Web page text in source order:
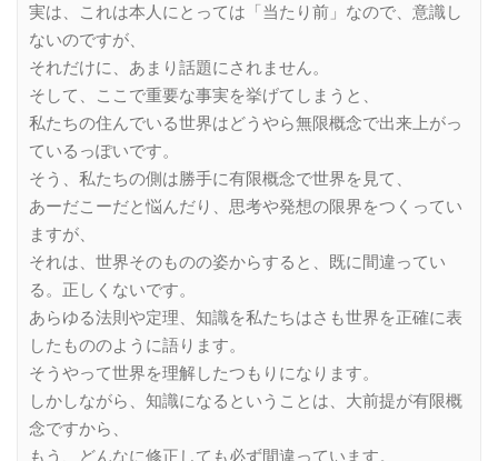
実は、これは本人にとっては「当たり前」なので、意識し
ないのですが、
それだけに、あまり話題にされません。
そして、ここで重要な事実を挙げてしまうと、
私たちの住んでいる世界はどうやら無限概念で出来上がっ
ているっぽいです。
そう、私たちの側は勝手に有限概念で世界を見て、
あーだこーだと悩んだり、思考や発想の限界をつくってい
ますが、
それは、世界そのものの姿からすると、既に間違ってい
る。正しくないです。
あらゆる法則や定理、知識を私たちはさも世界を正確に表
したもののように語ります。
そうやって世界を理解したつもりになります。
しかしながら、知識になるということは、大前提が有限概
念ですから、
もう、どんなに修正しても必ず間違っています。